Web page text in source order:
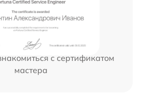
с сертификатом
мастера